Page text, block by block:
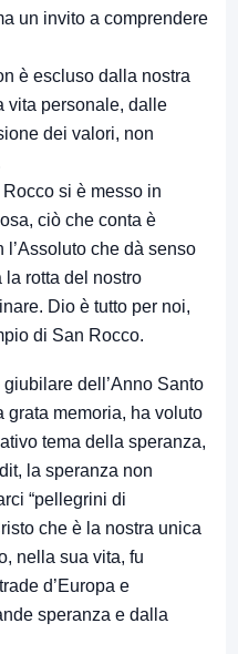
un invito a comprendere
è escluso dalla nostra
vita personale, dalle
dei valori, non
si è messo in
ciò che conta è
l’Assoluto che dà senso
rotta del nostro
Dio è tutto per noi,
di San Rocco.
dell’Anno Santo
grata memoria, ha voluto
tema della speranza,
la speranza non
“pellegrini di
che è la nostra unica
nella sua vita, fu
d’Europa e
speranza e dalla